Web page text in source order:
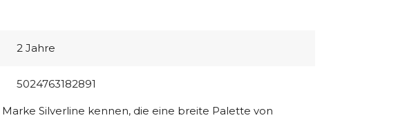
2 Jahre
5024763182891
Silverline kennen, die eine breite Palette von